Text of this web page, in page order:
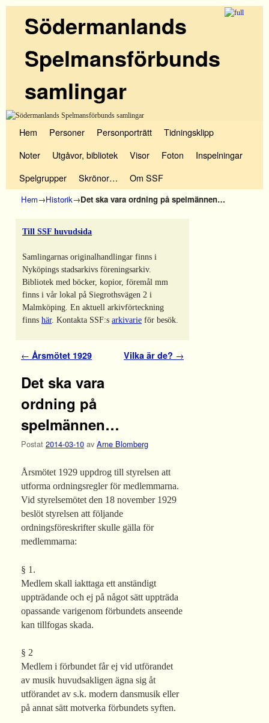
Södermanlands
Spelmansförbunds
samlingar
Hem Personer Personporträtt
Tidningsklipp
Noter
Utgåvor, bibliotek Visor Foton
Inspelningar
Spelgrupper
Skrönor… Om SSF
Hem→Historik→Det ska vara ordning på spelmännen…
Till SSF huvudsida
Samlingarnas originalhandlingar finns i
Nyköpings stadsarkivs föreningsarkiv.
Bibliotek med böcker, kopior, föremål mm
finns i vår lokal på Siegrothsvägen 2 i
Malmköping. En aktuell arkivförteckning
finnshär. Kontakta SSF:sarkivarie för besök.
Inläggsnavigering
← Årsmötet 1929 Vilka är de? →
Det ska vara
ordning på
spelmännen…
Postat 2014-03-10 av Arne Blomberg
Årsmötet 1929 uppdrog till styrelsen att
utforma ordningsregler för medlemmarna.
Vid styrelsemötet den 18 november 1929
beslöt styrelsen att följande
ordningsföreskrifter skulle gälla för
medlemmarna:
§ 1.
Medlem skall iakttaga ett anständigt
uppträdande och ej på något sätt uppträda
opassande varigenom förbundets anseende
kan tillfogas skada.
§ 2
Medlem i förbundet får ej vid utförandet
av musik huvudsakligen ägna sig åt
utförandet av s.k. modern dansmusik eller
på annat sätt motverka förbundets syften.